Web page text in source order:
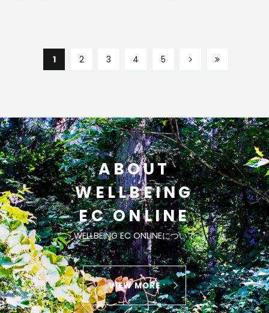
1 2 3 4 5
ABOUT
WELLBEING
EC ONLINE
WELLBEING EC ONLINEについて
VIEW MORE